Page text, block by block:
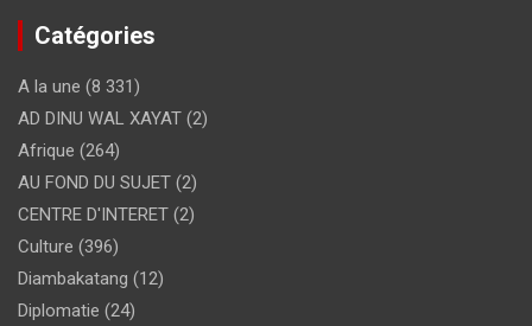
Catégories
A la une (8 331)
AD DINU WAL XAYAT (2)
Afrique (264)
AU FOND DU SUJET (2)
CENTRE D'INTERET (2)
Culture (396)
Diambakatang (12)
Diplomatie (24)